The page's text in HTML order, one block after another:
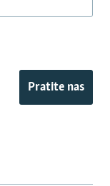
Pratite nas